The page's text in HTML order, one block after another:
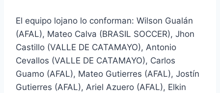
El equipo lojano lo conforman: Wilson Gualán
(AFAL), Mateo Calva (BRASIL SOCCER), Jhon
Castillo (VALLE DE CATAMAYO), Antonio
Cevallos (VALLE DE CATAMAYO), Carlos
Guamo (AFAL), Mateo Gutierres (AFAL), Jostín
Gutierres (AFAL), Ariel Azuero (AFAL), Elkin